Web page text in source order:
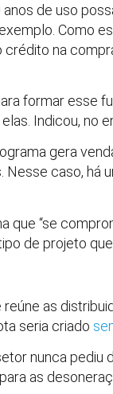
de uso
Como
na
formar esse
Indicou, no
gera
caso, há
que “se
de projeto
as
seria criado
nunca pediu
as